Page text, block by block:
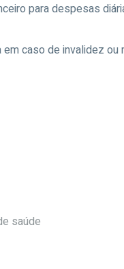
para despesas
caso de invalidez
saúde